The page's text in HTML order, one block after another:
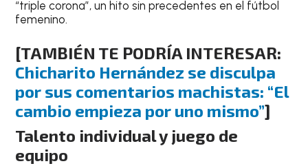
“triple corona”, un hito sin precedentes en el fútbol
femenino.
[TAMBIÉN TE PODRÍA INTERESAR:
Chicharito Hernández se disculpa
por sus comentarios machistas: “El
cambio empieza por uno mismo”]
Talento individual y juego de
equipo